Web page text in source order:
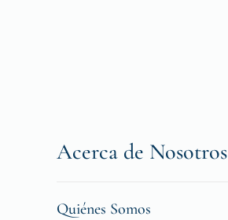
Acerca de Nosotros
Quiénes Somos